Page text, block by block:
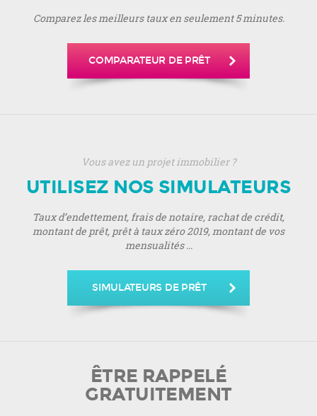
Comparez les meilleurs taux en seulement 5 minutes.
COMPARATEUR DE PRÊT
Vous avez un projet immobilier ?
UTILISEZ NOS SIMULATEURS
Taux d’endettement, frais de notaire, rachat de crédit,
montant de prêt, prêt à taux zéro 2019, montant de vos
mensualités ...
SIMULATEURS DE PRÊT
ÊTRE RAPPELÉ
GRATUITEMENT